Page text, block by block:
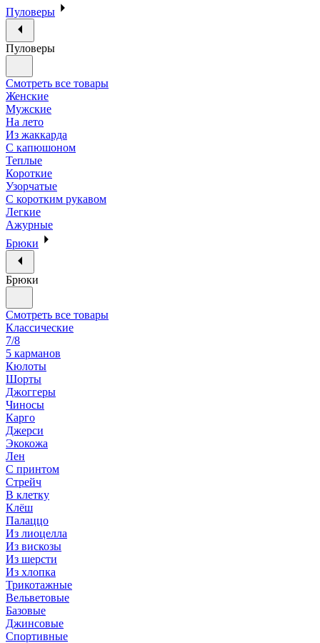
Пуловеры
Пуловеры
Смотреть все товары
Женские
Мужские
На лето
Из жаккарда
С капюшоном
Теплые
Короткие
Узорчатые
С коротким рукавом
Легкие
Ажурные
Брюки
Брюки
Смотреть все товары
Классические
7/8
5 карманов
Кюлоты
Шорты
Джоггеры
Чиносы
Карго
Джерси
Экокожа
Лен
С принтом
Стрейч
В клетку
Клёш
Палаццо
Из лиоцелла
Из вискозы
Из шерсти
Из хлопка
Трикотажные
Вельветовые
Базовые
Джинсовые
Спортивные